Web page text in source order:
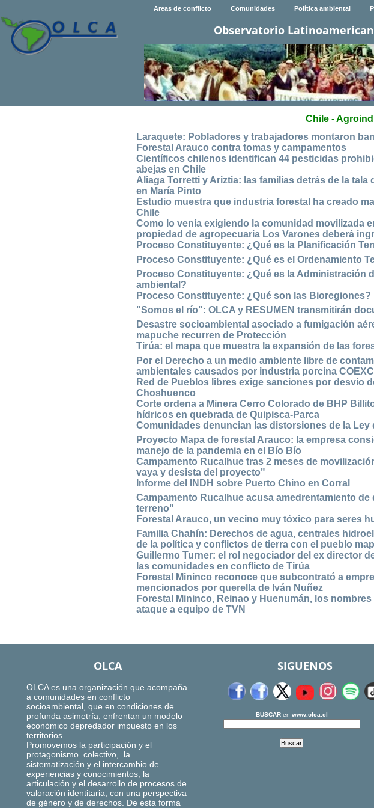
Areas de conflicto Comunidades Política ambiental
Observatorio
Chile -
Laraquete: Pobladores y trabajadores montaron
Forestal Arauco contra tomas y campamentos
Científicos chilenos identifican 44 pesticidas
abejas en Chile
Aliaga Torretti y Ariztia: las familias detrás de la
en María Pinto
Estudio muestra que industria forestal ha creado
Chile
Como lo venía exigiendo la comunidad movilizada
propiedad de agropecuaria Los Varones deberá
Proceso Constituyente: ¿Qué es la Planificación
Proceso Constituyente: ¿Qué es el Ordenamiento
Proceso Constituyente: ¿Qué es la Administración
ambiental?
Proceso Constituyente: ¿Qué son las Bioregiones?
"Somos el río": OLCA y RESUMEN transmitirán
Desastre socioambiental asociado a fumigación
mapuche recurren de Protección
Tirúa: el mapa que muestra la expansión de las
Por el Derecho a un medio ambiente libre de
ambientales causados por industria porcina
Red de Pueblos libres exige sanciones por desvío
Choshuenco
Corte ordena a Minera Cerro Colorado de BHP
hídricos en quebrada de Quipisca-Parca
Comunidades denuncian las distorsiones de la
Proyecto Mapa de forestal Arauco: la empresa
manejo de la pandemia en el Bío Bío
Campamento Rucalhue tras 2 meses de
vaya y desista del proyecto"
Informe del INDH sobre Puerto Chino en Corral
Campamento Rucalhue acusa amedrentamiento
terreno"
Forestal Arauco, un vecino muy tóxico para seres
Familia Chahín: Derechos de agua, centrales
de la política y conflictos de tierra con el pueblo
Guillermo Turner: el rol negociador del ex director
las comunidades en conflicto de Tirúa
Forestal Mininco reconoce que subcontrató a
mencionados por querella de Iván Nuñez
Forestal Mininco, Reinao y Huenumán, los
ataque a equipo de TVN
OLCA
OLCA es una organización que acompaña
a comunidades en conflicto
socioambiental, que en condiciones de
profunda asimetría, enfrentan un modelo
económico depredador impuesto en los
territorios.
Promovemos la participación y el
protagonismo colectivo, la
sistematización y el intercambio de
experiencias y conocimientos, la
articulación y el desarrollo de procesos de
valoración identitaria, con una perspectiva
de género y de derechos. De esta forma
SIGUENOS
BUSCARen www.olca.cl